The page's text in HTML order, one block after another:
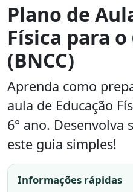
Plano de
Física para o
(BNCC)
Aprenda como
aula de Educação
6° ano. Desenvolva
este guia simples!
Informações rápidas